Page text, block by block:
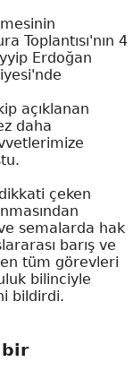
Toplantısı'nın 4
Erdoğan
açıklanan
daha
çeken
semalarda hak
barış ve
tüm görevleri
bilinciyle
bildirdi.
bir